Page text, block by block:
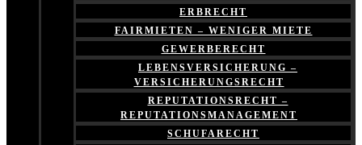
ERBRECHT
FAIRMIETEN – WENIGER MIETE
GEWERBERECHT
LEBENSVERSICHERUNG –
VERSICHERUNGSRECHT
REPUTATIONSRECHT –
REPUTATIONSMANAGEMENT
SCHUFARECHT